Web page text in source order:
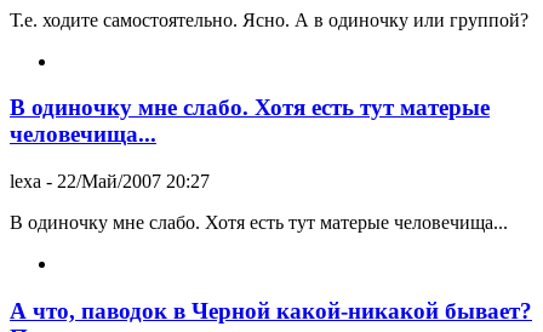
Т.е. ходите самостоятельно. Ясно. А в одиночку или группой?
В одиночку мне слабо. Хотя есть тут матерые
человечища...
lexa - 22/Май/2007 20:27
В одиночку мне слабо. Хотя есть тут матерые человечища...
А что, паводок в Черной какой-никакой бывает?